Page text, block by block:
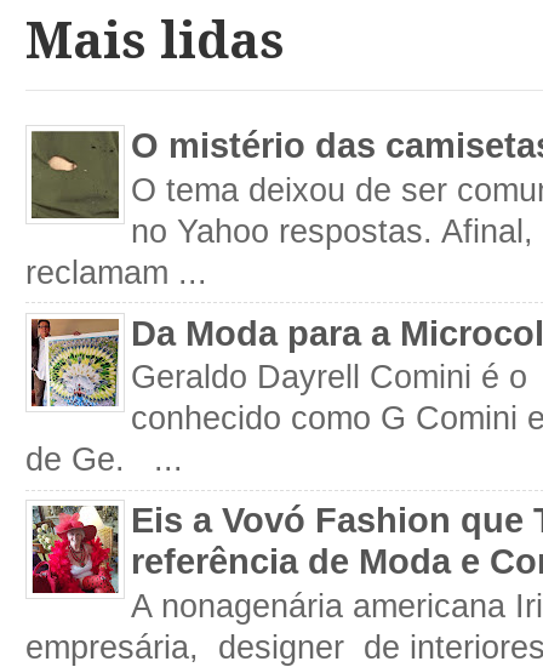
Mais lidas
O mistério das
O tema deixou de ser
no Yahoo respostas.
reclamam ...
Da Moda para a
Geraldo Dayrell Comini é
conhecido como G Comini
de Ge. ...
Eis a Vovó Fashion que
referência de Moda e
A nonagenária americana
empresária, designer de